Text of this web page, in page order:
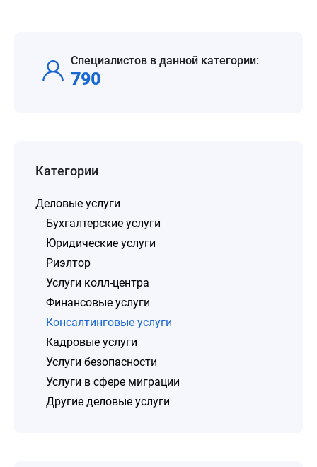
Специалистов в данной категории:
790
Категории
Деловые услуги
Бухгалтерские услуги
Юридические услуги
Риэлтор
Услуги колл-центра
Финансовые услуги
Консалтинговые услуги
Кадровые услуги
Услуги безопасности
Услуги в сфере миграции
Другие деловые услуги